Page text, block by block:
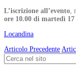
L’iscrizione all’evento
ore 10.00 di martedì
Locandina
Articolo Precedente